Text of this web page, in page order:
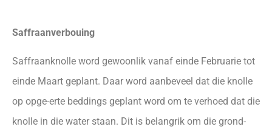
Saffraanverbouing
Saffraanknolle word gewoonlik vanaf einde Februarie tot
einde Maart geplant. Daar word aanbeveel dat die knolle
op opge-erte beddings geplant word om te verhoed dat die
knolle in die water staan. Dit is belangrik om die grond-